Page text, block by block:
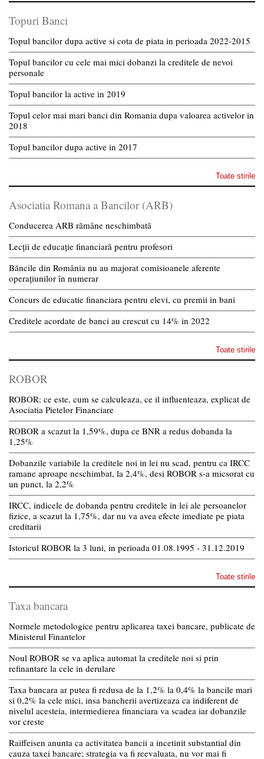
Topuri Banci
Topul bancilor dupa active si cota de piata in perioada 2022-2015
Topul bancilor cu cele mai mici dobanzi la creditele de nevoi
personale
Topul bancilor la active in 2019
Topul celor mai mari banci din Romania dupa valoarea activelor in
2018
Topul bancilor dupa active in 2017
Toate stirile
Asociatia Romana a Bancilor (ARB)
Conducerea ARB rămâne neschimbată
Lecții de educație financiară pentru profesori
Băncile din România nu au majorat comisioanele aferente
operațiunilor în numerar
Concurs de educatie financiara pentru elevi, cu premii in bani
Creditele acordate de banci au crescut cu 14% in 2022
Toate stirile
ROBOR
ROBOR: ce este, cum se calculeaza, ce il influenteaza, explicat de
Asociatia Pietelor Financiare
ROBOR a scazut la 1,59%, dupa ce BNR a redus dobanda la
1,25%
Dobanzile variabile la creditele noi in lei nu scad, pentru ca IRCC
ramane aproape neschimbat, la 2,4%, desi ROBOR s-a micsorat cu
un punct, la 2,2%
IRCC, indicele de dobanda pentru creditele in lei ale persoanelor
fizice, a scazut la 1,75%, dar nu va avea efecte imediate pe piata
creditarii
Istoricul ROBOR la 3 luni, in perioada 01.08.1995 - 31.12.2019
Toate stirile
Taxa bancara
Normele metodologice pentru aplicarea taxei bancare, publicate de
Ministerul Finantelor
Noul ROBOR se va aplica automat la creditele noi si prin
refinantare la cele in derulare
Taxa bancara ar putea fi redusa de la 1,2% la 0,4% la bancile mari
si 0,2% la cele mici, insa bancherii avertizeaza ca indiferent de
nivelul acesteia, intermedierea financiara va scadea iar dobanzile
vor creste
Raiffeisen anunta ca activitatea bancii a incetinit substantial din
cauza taxei bancare; strategia va fi reevaluata, nu vor mai fi